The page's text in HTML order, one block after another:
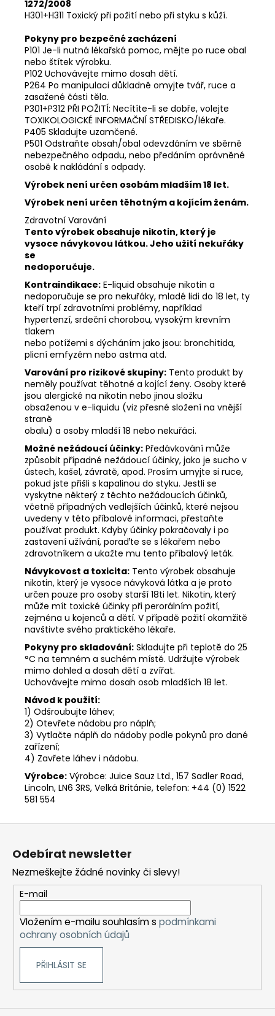
1272/2008
H301+H311 Toxický při požití nebo při styku s kůží.
Pokyny pro bezpečné zacházení
P101 Je-li nutná lékařská pomoc, mějte po ruce obal
nebo štítek výrobku.
P102 Uchovávejte mimo dosah dětí.
P264 Po manipulaci důkladně omyjte tvář, ruce a
zasažené části těla.
P301+P312 PŘI POŽITÍ: Necítíte-li se dobře, volejte
TOXIKOLOGICKÉ INFORMAČNÍ STŘEDISKO/lékaře.
P405 Skladujte uzamčené.
P501 Odstraňte obsah/obal odevzdáním ve sběrně
nebezpečného odpadu, nebo předáním oprávněné
osobě k nakládání s odpady.
Výrobek není určen osobám mladším 18 let.
Výrobek není určen těhotným a kojícím ženám.
Zdravotní Varování
Tento výrobek obsahuje nikotin, který je
vysoce návykovou látkou. Jeho užití nekuřáky
se
nedoporučuje.
Kontraindikace: E-liquid obsahuje nikotin a
nedoporučuje se pro nekuřáky, mladé lidi do 18 let, ty
kteří trpí zdravotními problémy, například
hypertenzí, srdeční chorobou, vysokým krevním
tlakem
nebo potížemi s dýcháním jako jsou: bronchitida,
plicní emfyzém nebo astma atd.
Varování pro rizikové skupiny: Tento produkt by
neměly používat těhotné a kojící ženy. Osoby které
jsou alergické na nikotin nebo jinou složku
obsaženou v e-liquidu (viz přesné složení na vnější
straně
obalu) a osoby mladší 18 nebo nekuřáci.
Možné nežádoucí účinky: Předávkování může
způsobit případné nežádoucí účinky, jako je sucho v
ústech, kašel, závratě, apod. Prosím umyjte si ruce,
pokud jste přišli s kapalinou do styku. Jestli se
vyskytne některý z těchto nežádoucích účinků,
včetně případných vedlejších účinků, které nejsou
uvedeny v této příbalové informaci, přestaňte
používat produkt. Kdyby účinky pokračovaly i po
zastavení užívání, poraďte se s lékařem nebo
zdravotníkem a ukažte mu tento příbalový leták.
Návykovost a toxicita: Tento výrobek obsahuje
nikotin, který je vysoce návyková látka a je proto
určen pouze pro osoby starší 18ti let. Nikotin, který
může mít toxické účinky při perorálním požití,
zejména u kojenců a dětí. V případě požití okamžitě
navštivte svého praktického lékaře.
Pokyny pro skladování: Skladujte při teplotě do 25
°C na temném a suchém místě. Udržujte výrobek
mimo dohled a dosah dětí a zvířat.
Uchovávejte mimo dosah osob mladších 18 let.
Návod k použití:
1) Odšroubujte láhev;
2) Otevřete nádobu pro náplň;
3) Vytlačte náplň do nádoby podle pokynů pro dané
zařízení;
4) Zavřete láhev i nádobu.
Výrobce: Výrobce: Juice Sauz Ltd., 157 Sadler Road,
Lincoln, LN6 3RS, Velká Británie, telefon: +44 (0) 1522
581 554
Odebírat newsletter
Nezmeškejte žádné novinky či slevy!
E-mail
Vložením e-mailu souhlasím s podmínkami
ochrany osobních údajů
PŘIHLÁSIT SE